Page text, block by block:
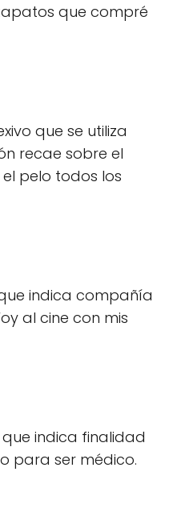
que compré
que se utiliza
recae sobre el
el pelo todos los
indica compañía
al cine con mis
indica finalidad
para ser médico.